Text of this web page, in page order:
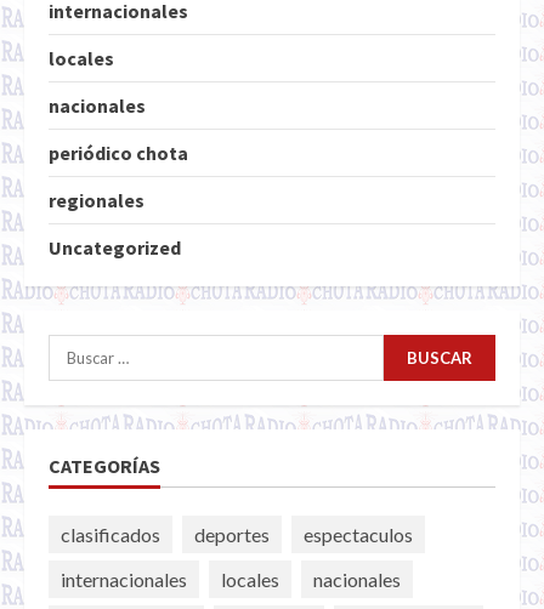
internacionales
locales
nacionales
periódico chota
regionales
Uncategorized
Buscar:
CATEGORÍAS
clasificados deportes
espectaculos
internacionales
locales
nacionales